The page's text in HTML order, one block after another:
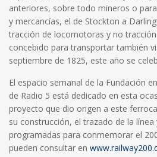
anteriores, sobre todo mineros o
y mercancías, el de Stockton a
tracción de locomotoras y no
concebido para transportar también
septiembre de 1825, este año se
El espacio semanal de la Fundación
de Radio 5 está dedicado en esta
proyecto que dio origen a este
su construcción, el trazado de la línea
programadas para conmemorar el
pueden consultar en